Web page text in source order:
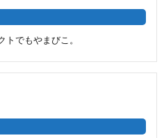
でもやまびこ。